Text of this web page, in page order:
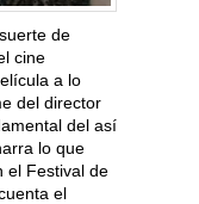
de
cine
a lo
del director
del así
lo que
el Festival de
el